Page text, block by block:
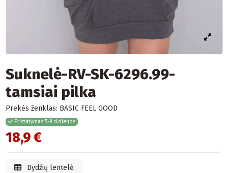
Suknelė-RV-SK-6296.99-
tamsiai pilka
Prekės ženklas: BASIC FEEL GOOD
Pristatymas 5-9 d.dienos
18,9 €
Dydžių lentelė